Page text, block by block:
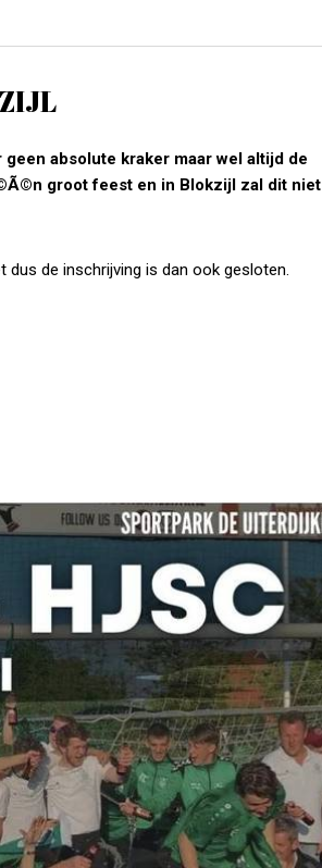
absolute kraker maar wel altijd de
groot feest en in Blokzijl zal dit niet
dus de inschrijving is dan ook gesloten.